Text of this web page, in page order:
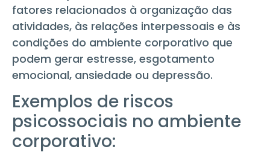
fatores relacionados à organização das
atividades, às relações interpessoais e às
condições do ambiente corporativo que
podem gerar estresse, esgotamento
emocional, ansiedade ou depressão.
Exemplos de riscos
psicossociais no ambiente
corporativo: